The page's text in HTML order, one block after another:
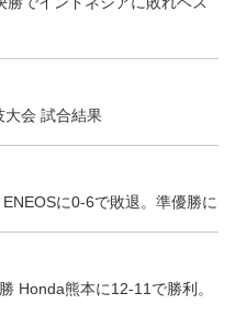
大会 試合結果
に0-6で敗退。準優勝に
Honda熊本に12-11で勝利。